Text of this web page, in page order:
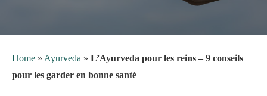
Home » Ayurveda » L’Ayurveda pour les reins – 9 conseils
pour les garder en bonne santé